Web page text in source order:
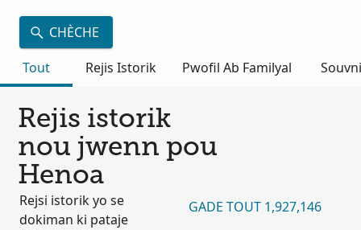
CHÈCHE
Tout
Rejis Istorik Pwofil Ab Familyal Souvni
Rejis istorik
nou jwenn pou
Henoa
Rejsi istorik yo se
dokiman ki pataje
GADE TOUT 1,927,146